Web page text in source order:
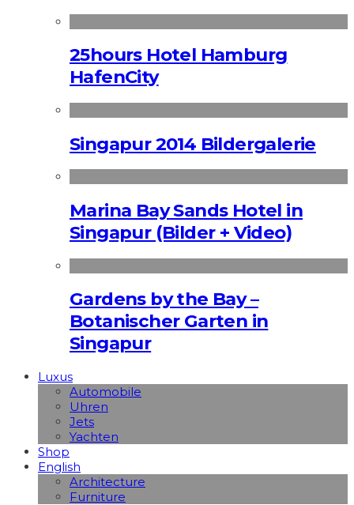
25hours Hotel Hamburg
HafenCity
Singapur 2014 Bildergalerie
Marina Bay Sands Hotel in
Singapur (Bilder + Video)
Gardens by the Bay –
Botanischer Garten in
Singapur
Luxus
Automobile
Uhren
Jets
Yachten
Shop
English
Architecture
Furniture